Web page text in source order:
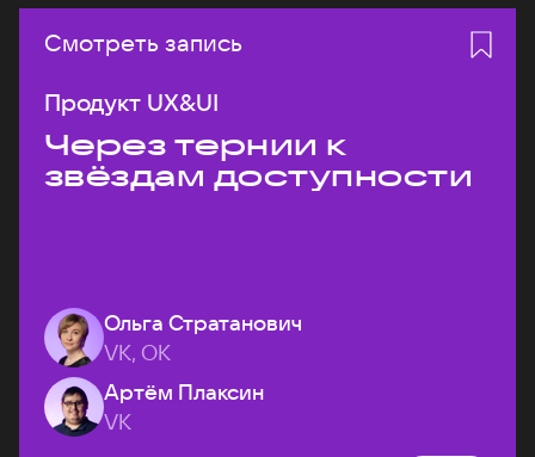
Смотреть запись
Продукт UX&UI
Через тернии к
звёздам доступности
Ольга Стратанович
VK, ОК
Артём Плаксин
VK